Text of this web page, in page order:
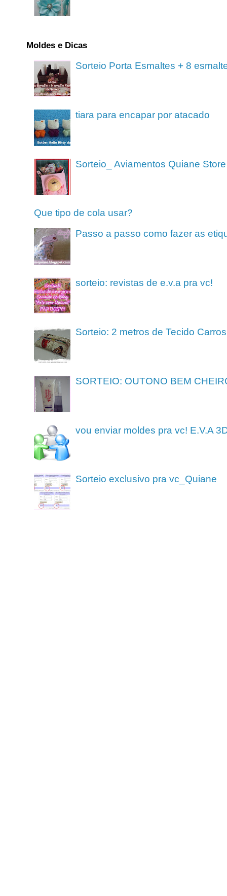
Moldes e Dicas
Sorteio Porta Esmaltes + 8
tiara para encapar por atacado
Sorteio_ Aviamentos Quiane Store
Que tipo de cola usar?
Passo a passo como fazer as
sorteio: revistas de e.v.a pra vc!
Sorteio: 2 metros de Tecido Carros
SORTEIO: OUTONO BEM
vou enviar moldes pra vc! E.V.A
Sorteio exclusivo pra vc_Quiane